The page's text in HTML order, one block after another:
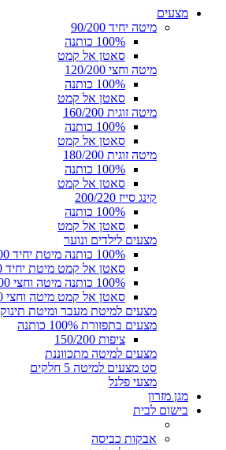
מצעים
מיטה יחיד 90/200
100% כותנה
סאטן אל קמט
מיטה וחצי 120/200
100% כותנה
סאטן אל קמט
מיטה זוגית 160/200
100% כותנה
סאטן אל קמט
מיטה זוגית 180/200
100% כותנה
סאטן אל קמט
קינג סייז 200/220
100% כותנה
סאטן אל קמט
מצעים לילדים ונוער
100% כותנה מיטת יחיד 90/200
סאטן אל קמט מיטת יחיד 90/200
100% כותנה מיטה וחצי 120/200
סאטן אל קמט מיטה וחצי 120/200
מצעים למיטת מעבר ומיטת תינוק
מצעים בתפזורת 100% כותנה
ציפות 150/200
מצעים למיטה מתכווננת
סט מצעים למיטה 5 חלקים
מצעי פלנל
מגן מזרון
בישום לבית
אבקות כביסה